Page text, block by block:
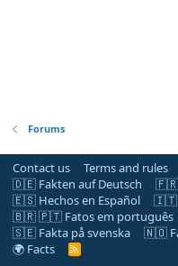
Forums
Contact us Terms and rules
🇩🇪 Fakten auf Deutsch
🇫🇷
🇪🇸 Hechos en Español
🇮🇹
🇧🇷 🇵🇹 Fatos em português
🇸🇪 Fakta på svenska
🇳🇴
🌍 Facts
R